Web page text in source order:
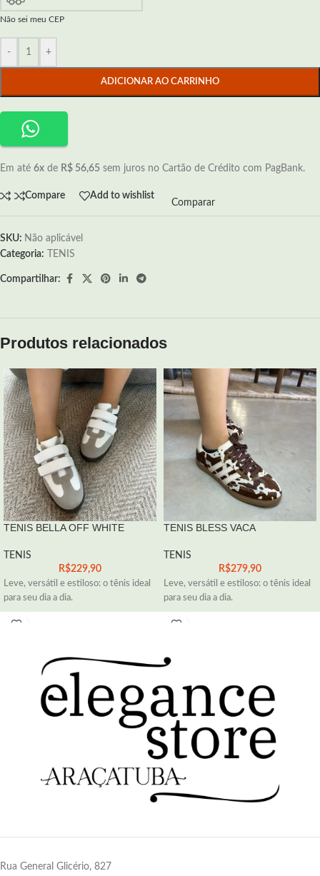
Não sei meu CEP
- +
ADICIONAR AO CARRINHO
Em até 6x de R$ 56,65 sem juros no Cartão de Crédito com PagBank.
Compare Add to wishlist
Comparar
SKU: Não aplicável
Categoria:
TENIS
Compartilhar:
Produtos relacionados
TENIS BELLA OFF WHITE
TENIS
R$229,90
Leve, versátil e estiloso: o tênis ideal
para seu dia a dia.
TENIS BLESS VACA
TENIS
R$279,90
Leve, versátil e estiloso: o tênis ideal
para seu dia a dia.
Rua General Glicério, 827